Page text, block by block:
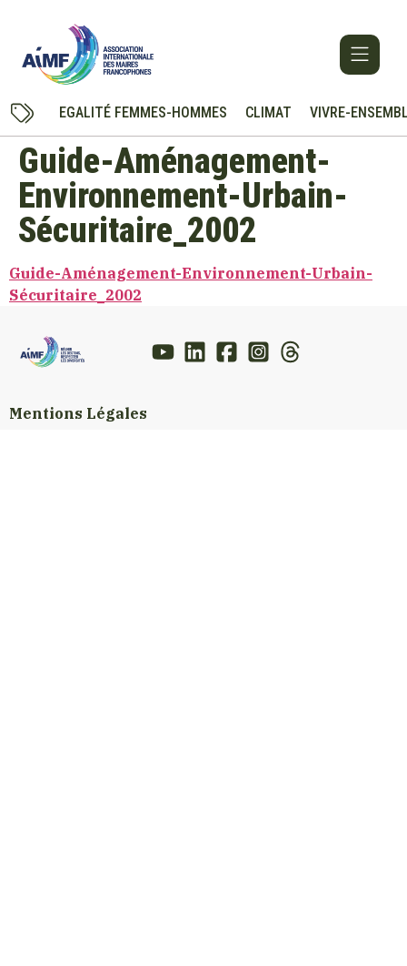
EGALITÉ FEMMES-HOMMES CLIMAT VIVRE-
Guide-Aménagement-
Environnement-Urbain-
Sécuritaire_2002
Guide-Aménagement-Environnement-Urbain-
Sécuritaire_2002
Mentions Légales